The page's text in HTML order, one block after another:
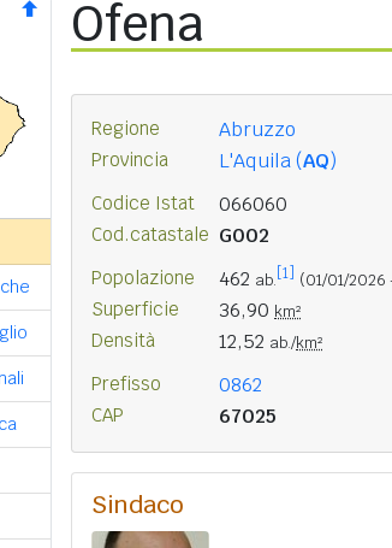
Ofena
Regione Abruzzo
Provincia L'Aquila (AQ)
Codice Istat 066060
Cod.catastale G002
Popolazione 462 ab. [1] (01/01/2026
Superficie 36,90 km²
Densità 12,52 ab./km²
Prefisso 0862
CAP 67025
Sindaco